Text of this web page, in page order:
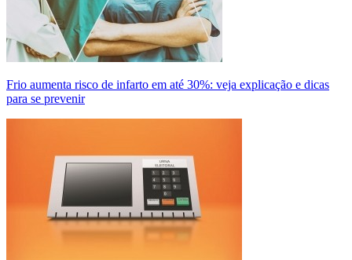
Frio aumenta risco de infarto em até 30%: veja explicação e dicas
para se prevenir